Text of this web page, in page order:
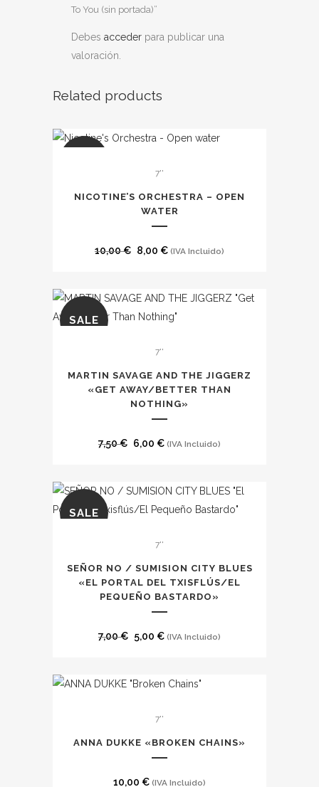
To You (sin portada)”
Debes acceder para publicar una
valoración.
Related products
7''
NICOTINE’S ORCHESTRA – OPEN
WATER
10,00€ El
era:
10,00 €.
8,00 €El
es:
8,00 €.
(IVA Incluido)
SALE
7''
MARTIN SAVAGE AND THE JIGGERZ
«GET AWAY​/​BETTER THAN
NOTHING»
7,50€ El
era:
7,50 €.
6,00 €El
es:
6,00 €.
(IVA Incluido)
SALE
7''
SEÑOR NO / SUMISION CITY BLUES
«EL PORTAL DEL TXISFLÚS/EL
PEQUEÑO BASTARDO»
7,00€ El
era:
5,00 €El
es:
(IVA Incluido)
7''
ANNA DUKKE «BROKEN CHAINS»
10,00 € (IVA Incluido)